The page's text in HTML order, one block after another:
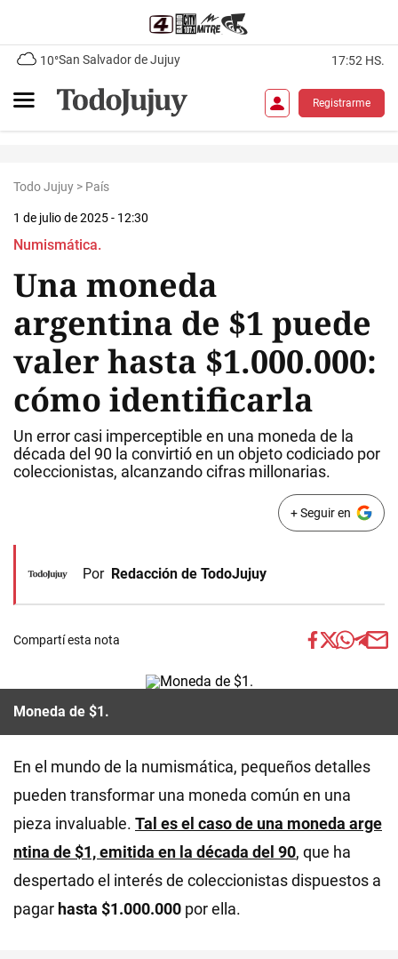
10°San Salvador de Jujuy 17:52 HS.
Registrarme
Todo Jujuy > País
1 de julio de 2025 - 12:30
Numismática.
Una moneda
argentina de $1 puede
valer hasta $1.000.000:
cómo identificarla
Un error casi imperceptible en una moneda de la
década del 90 la convirtió en un objeto codiciado por
coleccionistas, alcanzando cifras millonarias.
+ Seguir en
Por Redacción de TodoJujuy
Compartí esta nota
Moneda de $1.
En el mundo de la numismática, pequeños detalles
pueden transformar una moneda común en una
pieza invaluable. Tal es el caso de una moneda arge
ntina de $1, emitida en la década del 90, que ha
despertado el interés de coleccionistas dispuestos a
pagar hasta $1.000.000 por ella.